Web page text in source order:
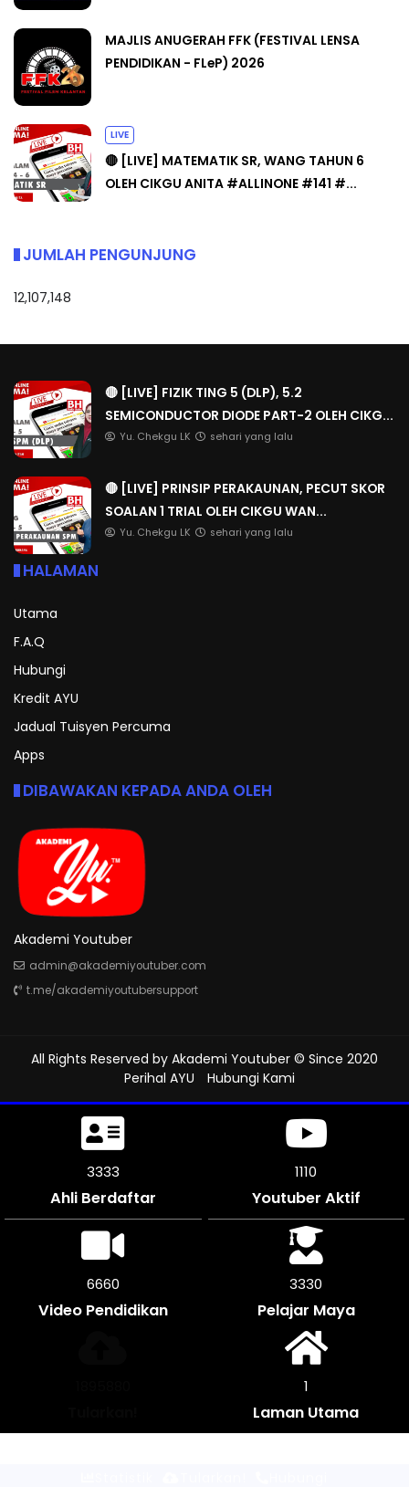
MAJLIS ANUGERAH FFK (FESTIVAL LENSA
PENDIDIKAN - FLeP) 2026
LIVE
🔴 [LIVE] MATEMATIK SR, WANG TAHUN 6
OLEH CIKGU ANITA #ALLINONE #141 #...
JUMLAH PENGUNJUNG
12,107,148
🔴 [LIVE] FIZIK TING 5 (DLP), 5.2
SEMICONDUCTOR DIODE PART-2 OLEH CIKG...
Yu. Chekgu LK sehari yang lalu
🔴 [LIVE] PRINSIP PERAKAUNAN, PECUT SKOR
SOALAN 1 TRIAL OLEH CIKGU WAN...
Yu. Chekgu LK sehari yang lalu
HALAMAN
Utama
F.A.Q
Hubungi
Kredit AYU
Jadual Tuisyen Percuma
Apps
DIBAWAKAN KEPADA ANDA OLEH
Akademi Youtuber
admin@akademiyoutuber.com
t.me/akademiyoutubersupport
All Rights Reserved by Akademi Youtuber © Since 2020
Perihal AYU
Hubungi Kami
3711
Ahli Berdaftar
1236
Youtuber Aktif
7416
Video Pendidikan
3708
Pelajar Maya
1
Laman Utama